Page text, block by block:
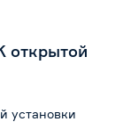
открытой
установки